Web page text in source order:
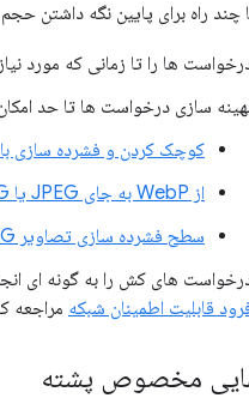
چند راه برای پایین نگه داشتن
ها را تا زمانی که مورد
سازی درخواست ها تا حد
کوچک کردن و فشرده سازی
از WebP به جای JPEG یا PNG برای تصاویر خود استفاده کنید
سطح فشرده سازی تصاویر JPEG را روی 85 تنظیم کنید
های کش را به گونه ای
قابلیت اطمینان شبکه مراجعه
مخصوص پشته